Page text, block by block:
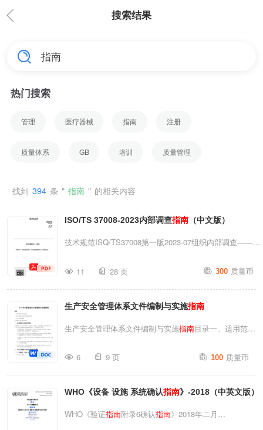
搜索结果
热门搜索
管理 医疗器械 指南 注册
质量体系 GB 培训 质量管理
找到 394 条 " 指南 " 的相关内容
ISO/TS 37008-2023内部调查指南（中文版）
技术规范ISQ/TS37008第一版2023-07组织内部调查——指
GuidanceIS0/TS37008:2023◎ISO2023I目次前
言
引言..............................
11 28 页 300 质量币
生产安全管理体系文件编制与实施指南
生产安全管理体系文件编制与实施指南目录一、适用范围
三、常用工具表格模板四、编制与实施关键注意事项一、
适用范围与典型应用场景本指南适用于各类生产经营单位
（如制造业、建筑业、交通运输业、危险化学品行业、矿
山等）的安全管理体系文件编制与实施工作，尤其适用于
6 9 页 100 质量币
WHO《设备 设施 系统确认指南》-2018（中英文版）
WHO《验证指南附录6确认指南》2018年二月